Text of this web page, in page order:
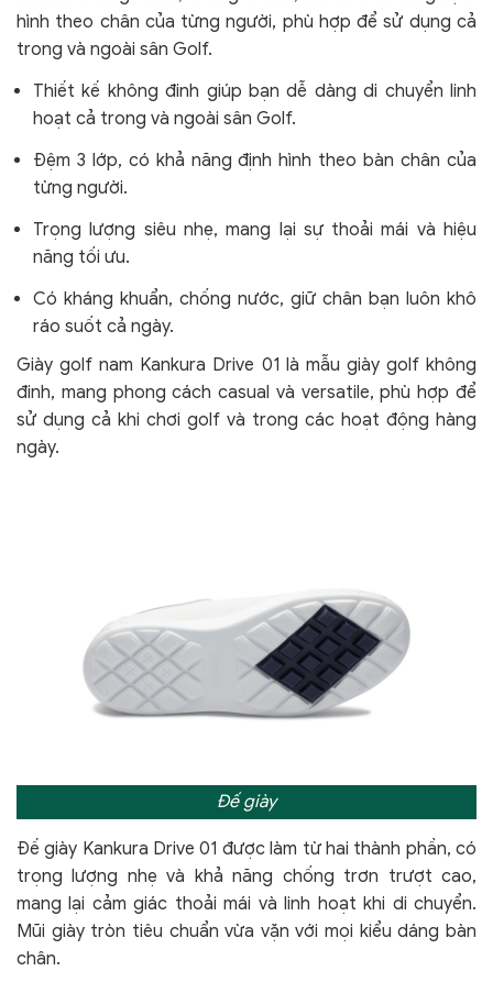
hình theo chân của từng người, phù hợp để sử dụng cả
trong và ngoài sân Golf.
Thiết kế không đinh giúp bạn dễ dàng di chuyển linh
hoạt cả trong và ngoài sân Golf.
Đệm 3 lớp, có khả năng định hình theo bàn chân của
từng người.
Trọng lượng siêu nhẹ, mang lại sự thoải mái và hiệu
năng tối ưu.
Có kháng khuẩn, chống nước, giữ chân bạn luôn khô
ráo suốt cả ngày.
Giày golf nam Kankura Drive 01 là mẫu giày golf không
đinh, mang phong cách casual và versatile, phù hợp để
sử dụng cả khi chơi golf và trong các hoạt động hàng
ngày.
Đế giày
Đế giày Kankura Drive 01 được làm từ hai thành phần, có
trọng lượng nhẹ và khả năng chống trơn trượt cao,
mang lại cảm giác thoải mái và linh hoạt khi di chuyển.
Mũi giày tròn tiêu chuẩn vừa vặn với mọi kiểu dáng bàn
chân.